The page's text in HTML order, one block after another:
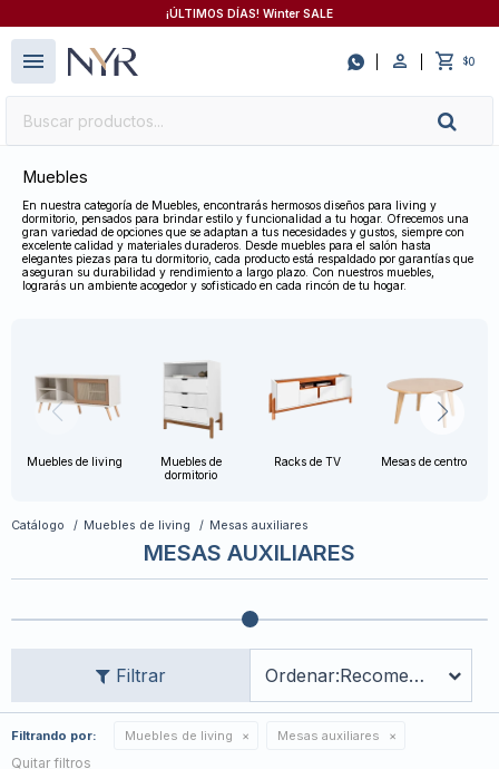
¡ÚLTIMOS DÍAS! Winter SALE
 $0
menu
Muebles
En nuestra categoría de Muebles, encontrarás hermosos diseños para living y
dormitorio, pensados para brindar estilo y funcionalidad a tu hogar. Ofrecemos una
gran variedad de opciones que se adaptan a tus necesidades y gustos, siempre con
excelente calidad y materiales duraderos. Desde muebles para el salón hasta
elegantes piezas para tu dormitorio, cada producto está respaldado por garantías que
aseguran su durabilidad y rendimiento a largo plazo. Con nuestros muebles,
lograrás un ambiente acogedor y sofisticado en cada rincón de tu hogar.
Muebles de living
Muebles de
dormitorio
Racks de TV Mesas de centro
Catálogo Muebles de living Mesas auxiliares
MESAS AUXILIARES
Recomendados
Filtrando por: Muebles de living Mesas auxiliares
Quitar filtros
close